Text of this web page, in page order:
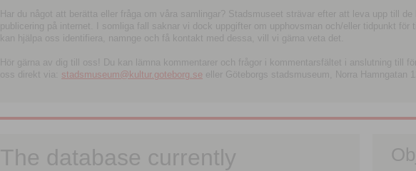
Har du något att berätta eller fråga om våra samlingar? Stadsmuseet strävar efter att leva upp till
publicering på internet. I somliga fall saknar vi dock uppgifter om upphovsman och/eller tidpunkt för
kan hjälpa oss identifiera, namnge och få kontakt med dessa, vill vi gärna veta det.
Hör gärna av dig till oss! Du kan lämna kommentarer och frågor i kommentarsfältet i anslutning till
oss direkt via: stadsmuseum@kultur.goteborg.se eller Göteborgs stadsmuseum, Norra Hamngatan
The database currently